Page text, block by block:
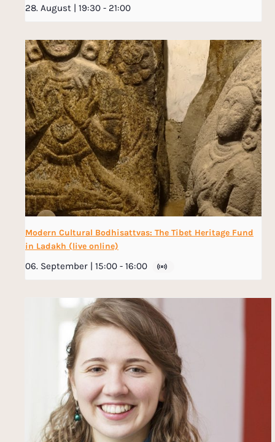
28. August | 19:30 - 21:00
Modern Cultural Bodhisattvas: The Tibet Heritage Fund
in Ladakh (live online)
06. September | 15:00 - 16:00